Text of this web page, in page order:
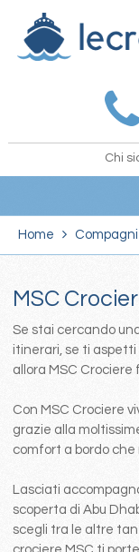
Chi
Home
MSC
Se stai cercando
itinerari, se ti aspetti
allora MSC Crociere
Con MSC Crociere
grazie alla
comfort a bordo che
Lasciati
scoperta di Abu
scegli tra le altre